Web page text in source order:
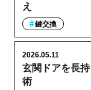
え
鍵交換
玄関ドアを長
術
2026.05.11